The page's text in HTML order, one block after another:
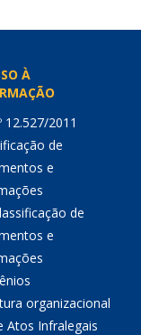
À
12.527/2011
de
e
de
e
organizacional
Atos Infralegais